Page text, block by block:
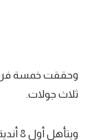
سعودي في الجول
ثلاث جولات.